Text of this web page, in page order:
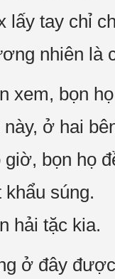
lấy tay chỉ
nhiên là
xem, bọn
này, ở hai
giờ, bọn họ
khẩu súng.
hải tặc kia.
ở đây